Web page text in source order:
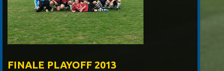
FINALE PLAYOFF 2013